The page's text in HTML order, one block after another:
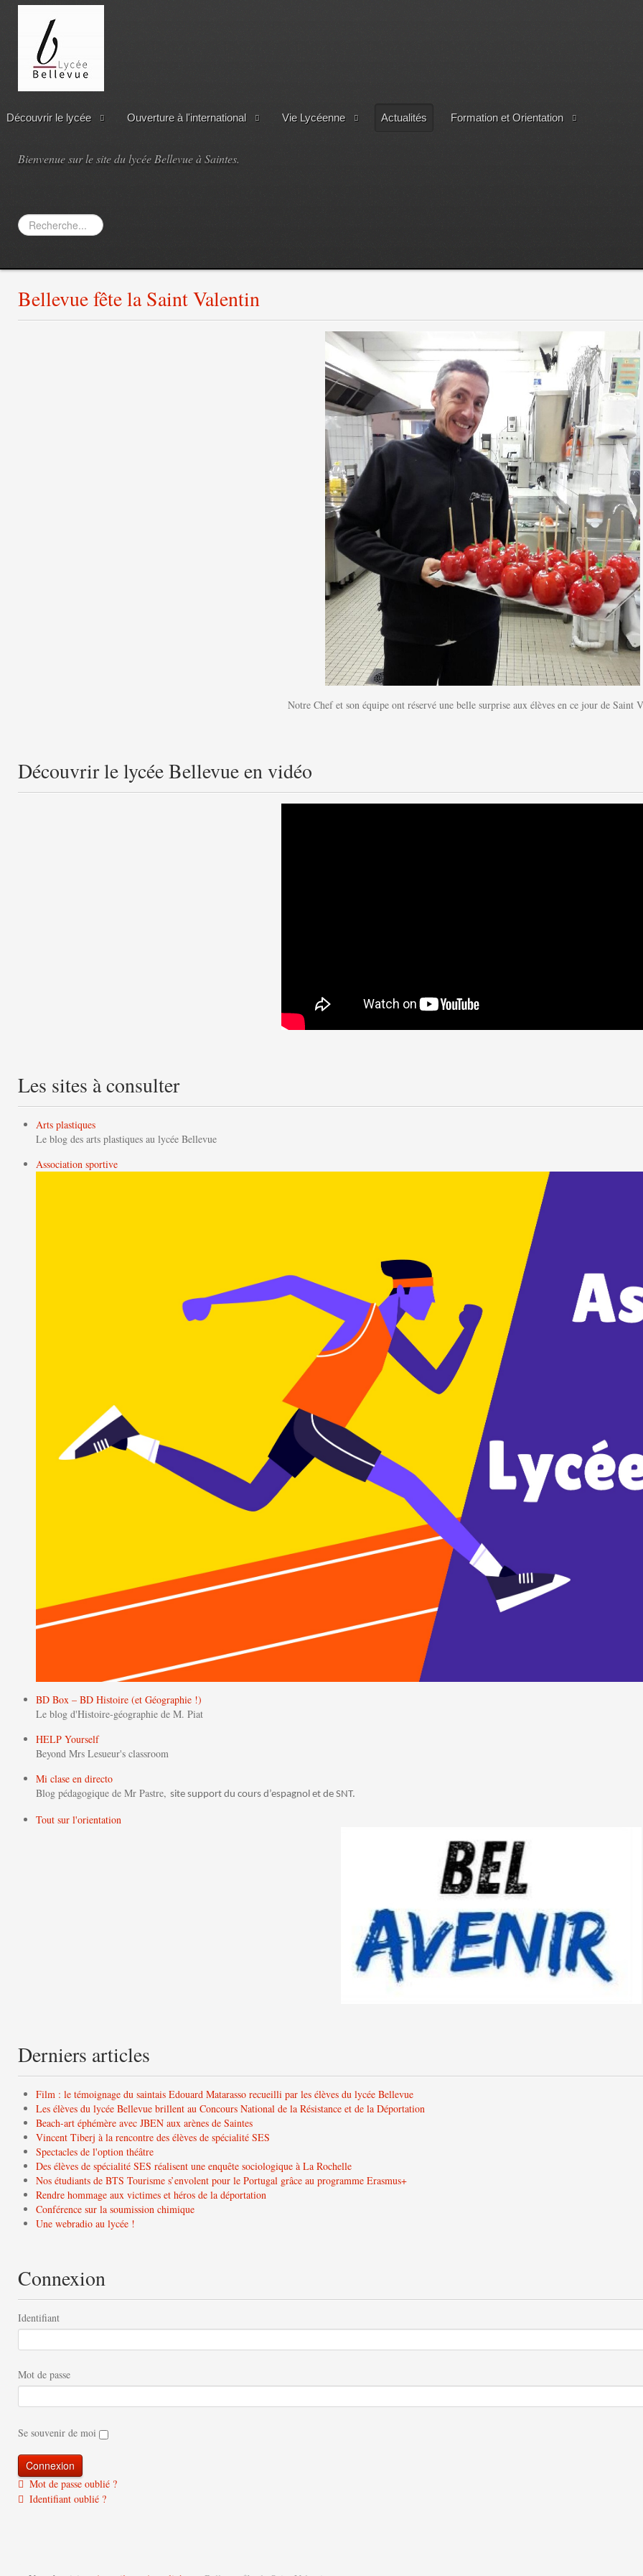
Découvrir le lycée Ouverture à l'international Vie Lycéenne Actualités Formation et Orientation
Bienvenue sur le site du lycée Bellevue à Saintes.
Rechercher
Bellevue fête la Saint Valentin
Notre Chef et son équipe ont réservé une belle surprise aux élèves en ce jour de Saint
Découvrir le lycée Bellevue en vidéo
Les sites à consulter
Arts plastiques
Le blog des arts plastiques au lycée Bellevue
Association sportive
BD Box – BD Histoire (et Géographie !)
Le blog d'Histoire-géographie de M. Piat
HELP Yourself
Beyond Mrs Lesueur's classroom
Mi clase en directo
Blog pédagogique de Mr Pastre, site support du cours d’espagnol et de SNT.
Tout sur l'orientation
Derniers articles
Film : le témoignage du saintais Edouard Matarasso recueilli par les élèves du lycée Bellevue
Les élèves du lycée Bellevue brillent au Concours National de la Résistance et de la Déportation
Beach-art éphémère avec JBEN aux arènes de Saintes
Vincent Tiberj à la rencontre des élèves de spécialité SES
Spectacles de l'option théâtre
Des élèves de spécialité SES réalisent une enquête sociologique à La Rochelle
Nos étudiants de BTS Tourisme s’envolent pour le Portugal grâce au programme Erasmus+
Rendre hommage aux victimes et héros de la déportation
Conférence sur la soumission chimique
Une webradio au lycée !
Connexion
Identifiant
Mot de passe
Se souvenir de moi
Mot de passe oublié ?
Identifiant oublié ?